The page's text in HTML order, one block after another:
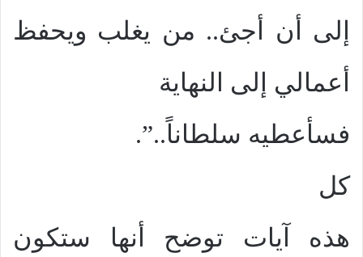
إلى أن أجئ.. من يغلب ويحفظ
أعمالي إلى النهاية
فسأعطيه سلطاناً..”.
كل
هذه آيات توضح أنها ستكون